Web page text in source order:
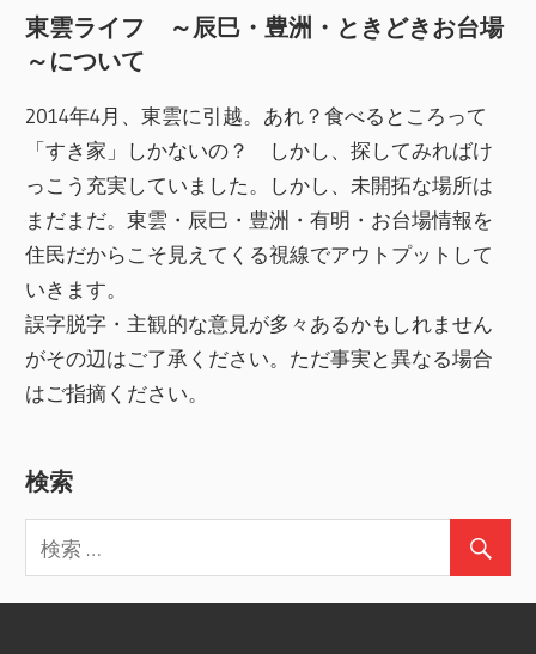
東雲ライフ ～辰巳・豊洲・ときどきお台場
～について
2014年4月、東雲に引越。あれ？食べるところって
「すき家」しかないの？ しかし、探してみればけ
っこう充実していました。しかし、未開拓な場所は
まだまだ。東雲・辰巳・豊洲・有明・お台場情報を
住民だからこそ見えてくる視線でアウトプットして
いきます。
誤字脱字・主観的な意見が多々あるかもしれません
がその辺はご了承ください。ただ事実と異なる場合
はご指摘ください。
検索